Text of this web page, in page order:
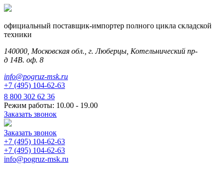
официальный поставщик-импортер полного цикла складской
техники
140000, Московская обл., г. Люберцы, Котельнический пр-
д 14В. оф. 8
info@pogruz-msk.ru
+7 (495) 104-62-63
8 800 302 62 36
Режим работы: 10.00 - 19.00
Заказать звонок
Заказать звонок
+7 (495) 104-62-63
+7 (495) 104-62-63
info@pogruz-msk.ru